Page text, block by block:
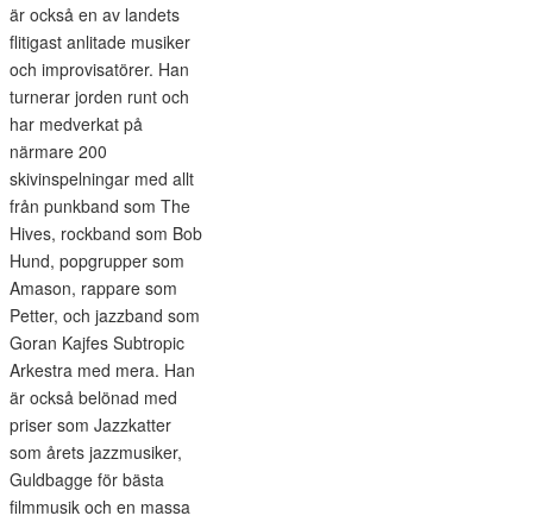
är också en av landets
flitigast anlitade musiker
och improvisatörer. Han
turnerar jorden runt och
har medverkat på
närmare 200
skivinspelningar med allt
från punkband som The
Hives, rockband som Bob
Hund, popgrupper som
Amason, rappare som
Petter, och jazzband som
Goran Kajfes Subtropic
Arkestra med mera. Han
är också belönad med
priser som Jazzkatter
som årets jazzmusiker,
Guldbagge för bästa
filmmusik och en massa